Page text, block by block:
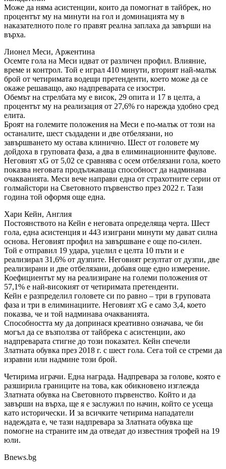
Може да няма асистенции, които да помогнат в тайбрек, но
процентът му на минути на гол и доминацията му в
наказателното поле го правят реална заплаха да завърши на
върха.
Лионел Меси, Аржентина
Осемте гола на Меси идват от различен профил. Влияние,
време и контрол. Той е играл 410 минути, вторият най-малък
брой от четиримата водещи претенденти, което може да се
окаже решаващо, ако надпреварата се изостри.
Обемът на стрелбата му е висок, 29 опита и 17 в целта, а
процентът му на реализация от 27,6% го нарежда удобно сред
елита.
Броят на големите положения на Меси е по-малък от този на
останалите, шест създадени и две отбелязани, но
завършването му остава клинично. Шест от головете му
дойдоха в груповата фаза, а два в елиминационните фаулове.
Неговият xG от 5,02 се сравнява с осем отбелязани гола, което
показва неговата продължаваща способност да надминава
очакванията. Меси вече направи една от страхотните серии от
голмайстори на Световното първенство през 2022 г. Тази
година той оформя още една.
Хари Кейн, Англия
Постоянството на Кейн е неговата определяща черта. Шест
гола, една асистенция и 443 изиграни минути му дават силна
основа. Неговият профил на завършване е още по-силен.
Той е отправил 19 удара, уцелил е целта 10 пъти и е
реализирал 31,6% от дузпите. Неговият резултат от дузпи, две
реализирани и две отбелязани, добавя още едно измерение.
Коефициентът му на реализиране на големи положения от
57,1% е най-високият от четиримата претенденти.
Кейн е разпределил головете си по равно – три в груповата
фаза и три в елиминациите. Неговият xG е само 3,4, което
показва, че и той надминава очакванията.
Способността му да допринася креативно означава, че би
могъл да се възползва от тайбрека с асистенции, ако
надпреварата стигне до този показател. Кейн спечели
Златната обувка през 2018 г. с шест гола. Сега той се стреми да
изравни или надмине този брой.
Четирима играчи. Една награда. Надпревара за голове, която е
разширила границите на това, как обикновено изглежда
Златната обувка на Световното първенство. Който и да
завърши на върха, ще я е заслужил по начин, който се усеща
като исторически. И за всичките четирима нападатели
надеждата е, че тази надпревара за Златната обувка ще
помогне на страните им да отведат до известния трофей на 19
юли.
Bnews.bg